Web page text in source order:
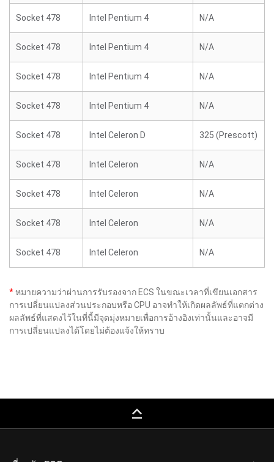
Socket 478 Intel Pentium 4 N/A
Socket 478 Intel Pentium 4 N/A
Socket 478 Intel Pentium 4 N/A
Socket 478 Intel Pentium 4 N/A
Socket 478 Intel Celeron D 325 (Prescott)
Socket 478 Intel Celeron N/A
Socket 478 Intel Celeron N/A
Socket 478 Intel Celeron N/A
Socket 478 Intel Celeron N/A
*หมายความว่าผ่านการรับรองจาก ECS ในขณะเวลาที่เขียนเอกสาร
การเปลี่ยนแปลงส่วนประกอบหรือ CPU อาจทำให้เกิดผลลัพธ์ที่แตกต่าง
ผลลัพธ์ที่แสดงไว้ในที่นี้มีจุดมุ่งหมายเพื่อการอ้างอิงเท่านั้นและอาจมี
การเปลี่ยนแปลงได้โดยไม่ต้องแจ้งให้ทราบ
keyboard_capslock